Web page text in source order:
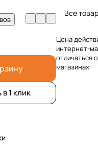
в 1 клик
Все
Цена
интернет-
отличаться
магазинах